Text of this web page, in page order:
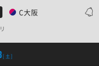
C大阪
[土]